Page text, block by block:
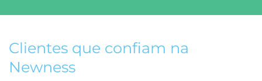
Clientes que confiam na
Newness